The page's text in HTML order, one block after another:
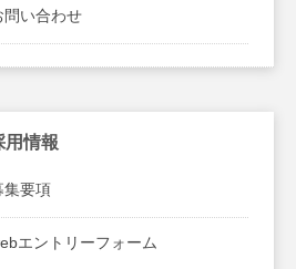
問い合わせ
用情報
集要項
エントリーフォーム